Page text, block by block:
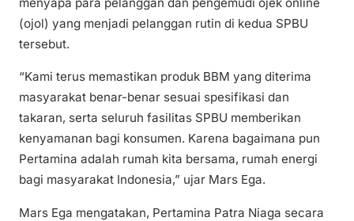
(ojol) yang menjadi pelanggan rutin di kedua SPBU
tersebut.
“Kami terus memastikan produk BBM yang diterima
masyarakat benar-benar sesuai spesifikasi dan
takaran, serta seluruh fasilitas SPBU memberikan
kenyamanan bagi konsumen. Karena bagaimana pun
Pertamina adalah rumah kita bersama, rumah energi
bagi masyarakat Indonesia,” ujar Mars Ega.
Mars Ega mengatakan, Pertamina Patra Niaga secara